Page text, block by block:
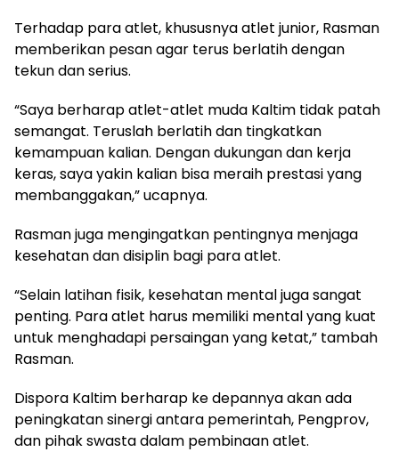
Terhadap para atlet, khususnya atlet junior, Rasman
memberikan pesan agar terus berlatih dengan
tekun dan serius.
“Saya berharap atlet-atlet muda Kaltim tidak patah
semangat. Teruslah berlatih dan tingkatkan
kemampuan kalian. Dengan dukungan dan kerja
keras, saya yakin kalian bisa meraih prestasi yang
membanggakan,” ucapnya.
Rasman juga mengingatkan pentingnya menjaga
kesehatan dan disiplin bagi para atlet.
“Selain latihan fisik, kesehatan mental juga sangat
penting. Para atlet harus memiliki mental yang kuat
untuk menghadapi persaingan yang ketat,” tambah
Rasman.
Dispora Kaltim berharap ke depannya akan ada
peningkatan sinergi antara pemerintah, Pengprov,
dan pihak swasta dalam pembinaan atlet.